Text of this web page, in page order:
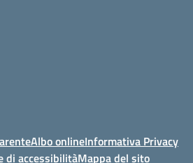
Albo onlineInformativa Privacy
di accessibilitàMappa del sito